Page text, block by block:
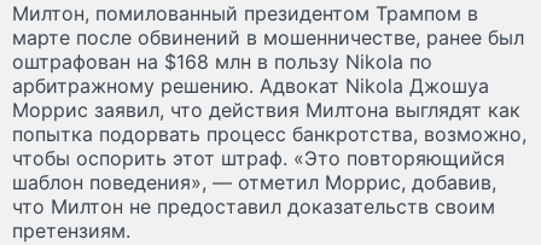
Милтон, помилованный президентом Трампом в
марте после обвинений в мошенничестве, ранее был
оштрафован на $168 млн в пользу Nikola по
арбитражному решению. Адвокат Nikola Джошуа
Моррис заявил, что действия Милтона выглядят как
попытка подорвать процесс банкротства, возможно,
чтобы оспорить этот штраф. «Это повторяющийся
шаблон поведения», — отметил Моррис, добавив,
что Милтон не предоставил доказательств своим
претензиям.